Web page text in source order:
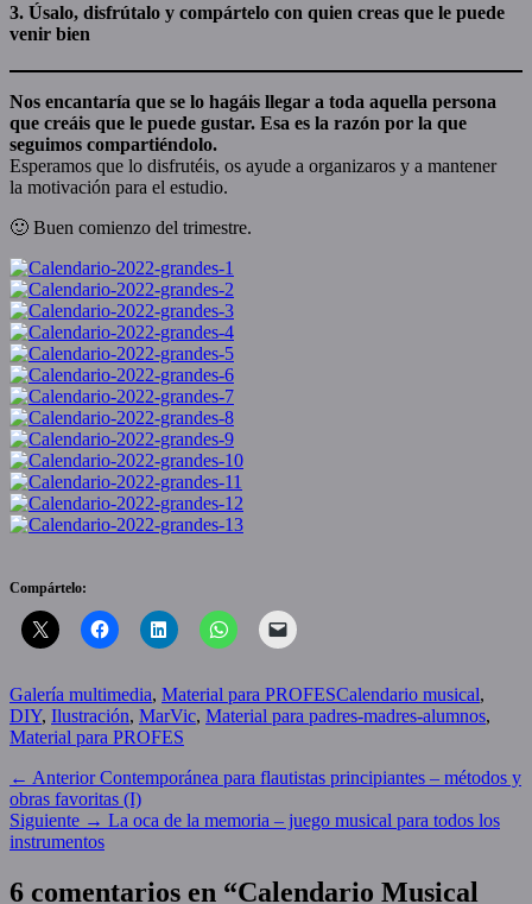
3. Úsalo, disfrútalo y compártelo con quien creas que le puede
venir bien
Nos encantaría que se lo hagáis llegar a toda aquella persona
que creáis que le puede gustar. Esa es la razón por la que
seguimos compartiéndolo.
Esperamos que lo disfrutéis, os ayude a organizaros y a mantener
la motivación para el estudio.
🙂 Buen comienzo del trimestre.
Compártelo:
Categories
Galería multimedia, Material para PROFESTags
Calendario musical,
DIY, Ilustración, MarVic, Material para padres-madres-alumnos,
Material para PROFES
Navegación
de
entradas
← Anterior Entrada
anterior:
Contemporánea para flautistas principiantes – métodos y
obras favoritas (I)
Siguiente → Entrada
La oca de la memoria – juego musical para todos los
instrumentos
6 comentarios en “Calendario Musical